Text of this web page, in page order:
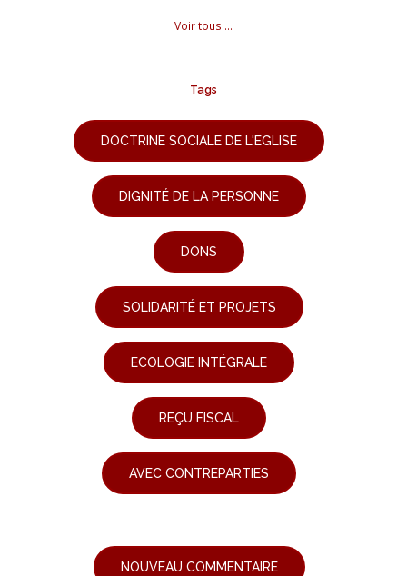
Voir tous ...
Tags
DOCTRINE SOCIALE DE L'EGLISE
DIGNITÉ DE LA PERSONNE
DONS
SOLIDARITÉ ET PROJETS
ECOLOGIE INTÉGRALE
REÇU FISCAL
AVEC CONTREPARTIES
NOUVEAU COMMENTAIRE